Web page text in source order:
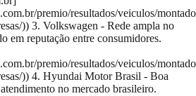
premio/resultados/veiculos/
)) 3. Volkswagen - Rede ampla no
em reputação entre consumidores.
premio/resultados/veiculos/
)) 4. Hyundai Motor Brasil - Boa
no mercado brasileiro.